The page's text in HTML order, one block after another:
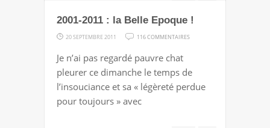
2001-2011 : la Belle Epoque !
20 SEPTEMBRE 2011 116 COMMENTAIRES
:
LA
Je n’ai pas regardé pauvre chat
pleurer ce dimanche le temps de
l’insouciance et sa « légèreté perdue
pour toujours » avec